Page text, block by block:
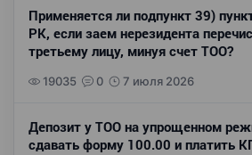
Применяется ли подпункт 39)
РК, если заем нерезидента
третьему лицу, минуя счет ТОО?
19035 0 7 июля 2026
Депозит у ТОО на упрощенном
сдавать форму 100.00 и платить